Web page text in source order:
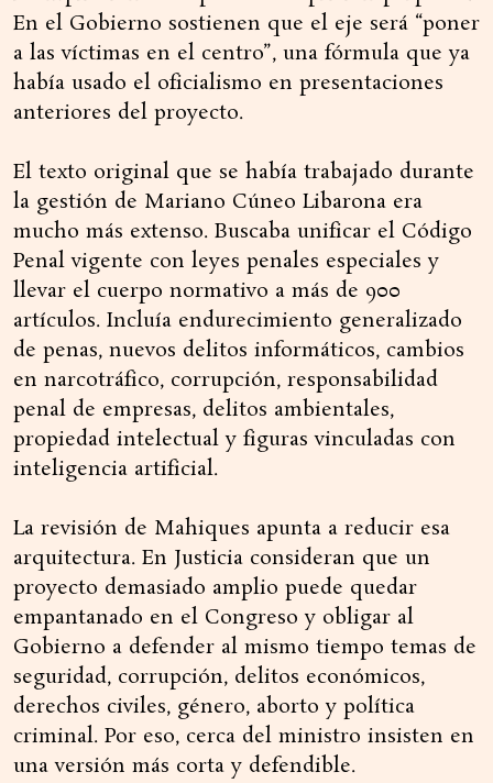
En el Gobierno sostienen que el eje será “poner
a las víctimas en el centro”, una fórmula que ya
había usado el oficialismo en presentaciones
anteriores del proyecto.
El texto original que se había trabajado durante
la gestión de Mariano Cúneo Libarona era
mucho más extenso. Buscaba unificar el Código
Penal vigente con leyes penales especiales y
llevar el cuerpo normativo a más de 900
artículos. Incluía endurecimiento generalizado
de penas, nuevos delitos informáticos, cambios
en narcotráfico, corrupción, responsabilidad
penal de empresas, delitos ambientales,
propiedad intelectual y figuras vinculadas con
inteligencia artificial.
La revisión de Mahiques apunta a reducir esa
arquitectura. En Justicia consideran que un
proyecto demasiado amplio puede quedar
empantanado en el Congreso y obligar al
Gobierno a defender al mismo tiempo temas de
seguridad, corrupción, delitos económicos,
derechos civiles, género, aborto y política
criminal. Por eso, cerca del ministro insisten en
una versión más corta y defendible.